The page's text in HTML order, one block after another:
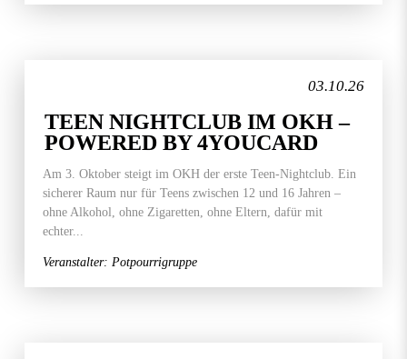
03.10.26
TEEN NIGHTCLUB IM OKH –
POWERED BY 4YOUCARD
Am 3. Oktober steigt im OKH der erste Teen-Nightclub. Ein
sicherer Raum nur für Teens zwischen 12 und 16 Jahren –
ohne Alkohol, ohne Zigaretten, ohne Eltern, dafür mit
echter...
Veranstalter: Potpourrigruppe